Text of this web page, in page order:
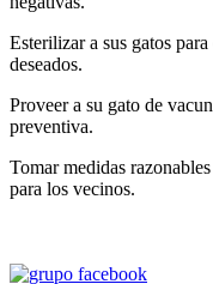
Esterilizar a sus gatos
deseados.
Proveer a su gato de
preventiva.
Tomar medidas
para los vecinos.